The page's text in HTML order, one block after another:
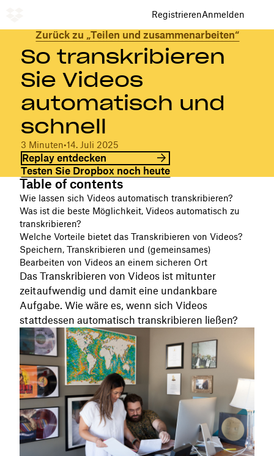
RegistrierenAnmelden
Zurück zu „Teilen und zusammenarbeiten“
So transkribieren
Sie Videos
automatisch und
schnell
3 Minuten•14. Juli 2025
Replay entdecken
Testen Sie Dropbox noch heute
Table of contents
Wie lassen sich Videos automatisch transkribieren?
Was ist die beste Möglichkeit, Videos automatisch zu
transkribieren?
Welche Vorteile bietet das Transkribieren von Videos?
Speichern, Transkribieren und (gemeinsames)
Bearbeiten von Videos an einem sicheren Ort
Das Transkribieren von Videos ist mitunter
zeitaufwendig und damit eine undankbare
Aufgabe. Wie wäre es, wenn sich Videos
stattdessen automatisch transkribieren ließen?